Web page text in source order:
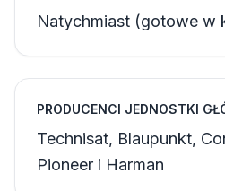
Natychmiast (gotowe w
PRODUCENCI JEDNOSTKI
Technisat, Blaupunkt,
Pioneer i Harman